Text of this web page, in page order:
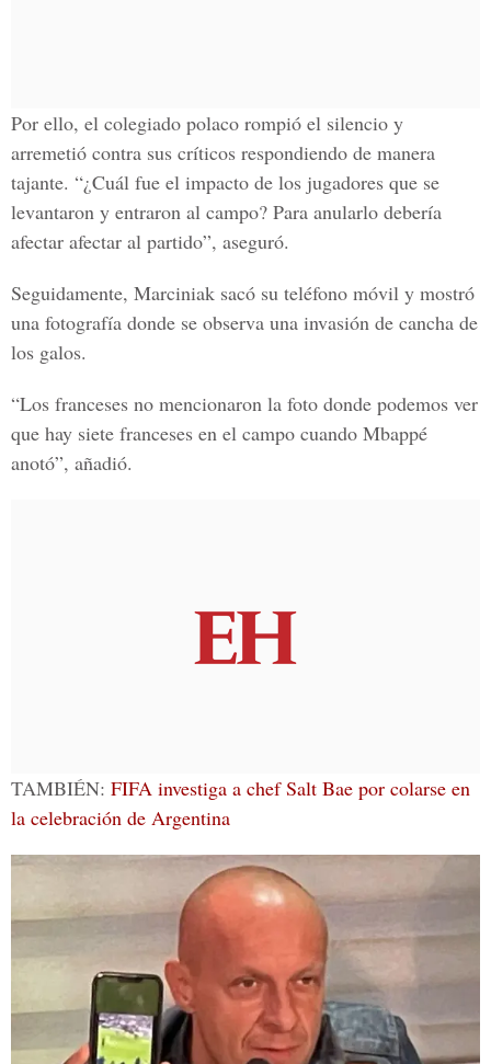
Por ello, el colegiado polaco rompió el silencio y
arremetió contra sus críticos respondiendo de manera
tajante. “¿Cuál fue el impacto de los jugadores que se
levantaron y entraron al campo? Para anularlo debería
afectar afectar al partido”, aseguró.
Seguidamente, Marciniak sacó su teléfono móvil y mostró
una fotografía donde se observa una invasión de cancha de
los galos.
“Los franceses no mencionaron la foto donde podemos ver
que hay siete franceses en el campo cuando Mbappé
anotó”, añadió.
TAMBIÉN: FIFA investiga a chef Salt Bae por colarse en
la celebración de Argentina